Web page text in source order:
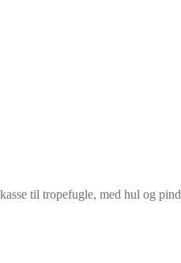
til tropefugle, med hul og pind